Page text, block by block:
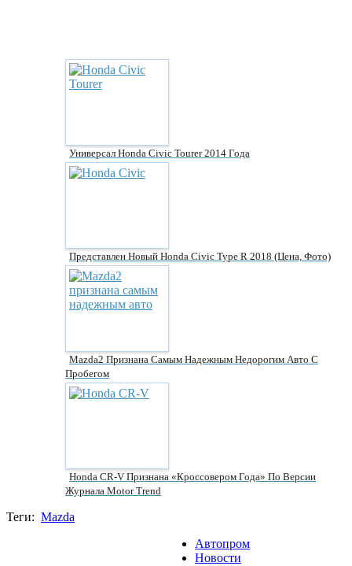
Универсал Honda Civic Tourer 2014 Года
Представлен Новый Honda Civic Type R 2018 (цена, Фото)
Mazda2 Признана Самым Надежным Недорогим Авто С
Пробегом
Honda CR-V Признана «Кроссовером Года» По Версии
Журнала Motor Trend
Теги: Mazda
Автопром
Новости